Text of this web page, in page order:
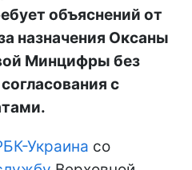
объяснений от
назначения Оксаны
Минцифры без
с
Украина со